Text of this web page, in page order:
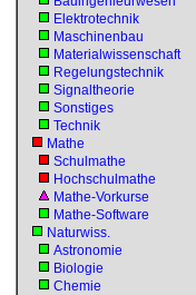
Elektrotechnik
Maschinenbau
Materialwissenschaft
Regelungstechnik
Signaltheorie
Sonstiges
Technik
Mathe
Schulmathe
Hochschulmathe
Mathe-Vorkurse
Mathe-Software
Naturwiss.
Astronomie
Biologie
Chemie